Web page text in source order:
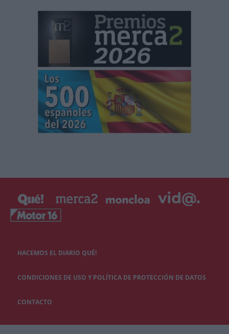
HACEMOS EL DIARIO QUÉ!
CONDICIONES DE USO Y POLÍTICA DE PROTECCIÓN DE DATOS
CONTACTO